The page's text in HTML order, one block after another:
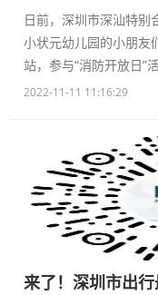
日前，深圳市深汕特别
小状元幼儿园的小朋友
站，参与“消防开放日”
2022-11-11 11:16:29
来了！深圳市出行